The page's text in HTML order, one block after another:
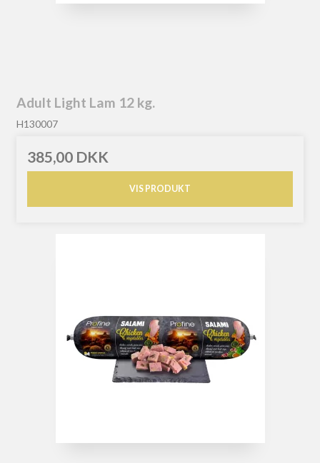
Adult Light Lam 12 kg.
H130007
385,00 DKK
VIS PRODUKT